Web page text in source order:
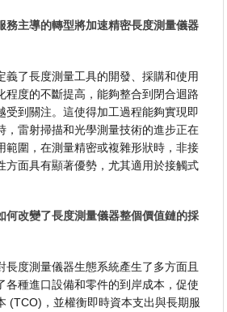
務主導的轉型將加速精密長度測量儀器
義了長度測量工具的開發、採購和使用
程度的不斷提高，能夠整合到閉合迴路
受到關注。這使得加工過程能夠實現即
，雷射掃描和光學測量技術的進步正在
範圍，在測量精密或複雜形狀時，非接
方面具有顯著優勢，尤其適用於接觸式
何改變了長度測量儀器整個價值鏈的採
長度測量儀器生態系統產生了多方面且
各種進口設備和零件的到岸成本，促使
(TCO)，並權衡即時資本支出與長期服